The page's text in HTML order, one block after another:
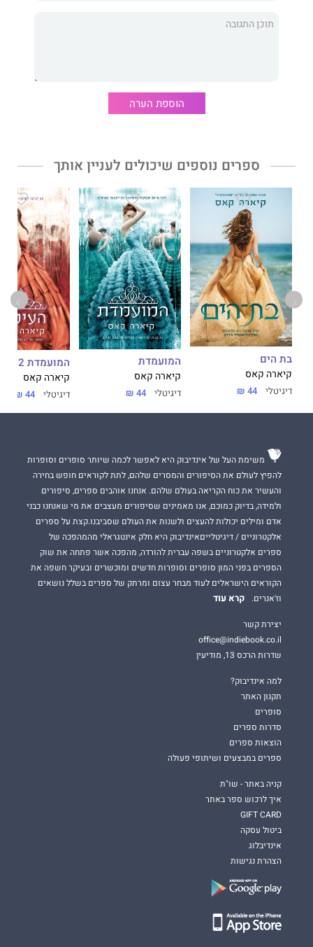
הוספת הערה
ספרים נוספים שיכולים לעניין אותך
בת הים
קיארה קאס
דיגיטלי 44 ₪
המועמדת
קיארה קאס
דיגיטלי 44 ₪
המועמדת 2 - העילית
קיארה קאס
דיגיטלי 44 ₪
משימת העל של אינדיבוק היא לאפשר לכמה שיותר סופרים וסופרות
להפיץ לעולם את הסיפורים והמסרים שלהם, לתת לקוראים חופש בחירה
והעשיר את כוח הקריאה בעולם שלהם. אנחנו אוהבים ספרים, סיפורים
ולמידה, בדיוק כמוכם, אנו מאמינים שסיפורים מעצבים את מי שאנחנו כבני
אדם ומילים יכולות להעצים ולשנות את העולם שסביבנו.קצת על ספרים
אלקטרוניים / דיגיטלייםאינדיבוק היא חלק אינטגראלי מהמהפכה של
ספרים אלקטרוניים בשפה עברית להורדה, מהפכה אשר פתחה את שוק
הספרים בפני המון סופרים וסופרות חדשים ומוכשרים ובעיקר חשפה את
הקוראים הישראלים לעוד מבחר עצום ומרתק של ספרים בשלל נושאים
וז'אנרים.
קרא עוד
יצירת קשר
office@indiebook.co.il
שדרות הרכס 13, מודיעין
למה אינדיבוק?
תקנון האתר
סופרים
סדרות ספרים
הוצאות ספרים
ספרים במבצעים ושיתופי פעולה
קניה באתר - שו"ת
איך לרכוש ספר באתר
GIFT CARD
ביטול עסקה
אינדיבלוג
הצהרת נגישות